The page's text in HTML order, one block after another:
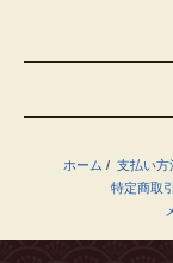
ホーム / 支払い方
特定商取